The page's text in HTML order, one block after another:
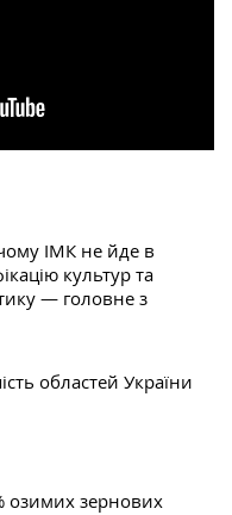
ІМК не йде в
культур та
— головне з
областей України
озимих зернових